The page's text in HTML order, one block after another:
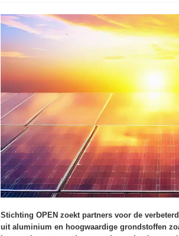
Stichting OPEN zoekt partners voor de
uit aluminium en hoogwaardige grondstoffen